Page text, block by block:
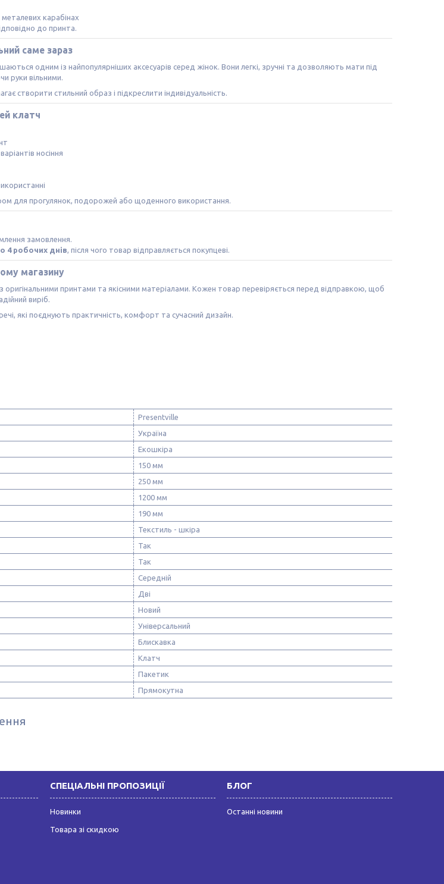
карабінах
до принта.
саме зараз
одним із найпопулярніших аксесуарів серед жінок. Вони легкі, зручні та дозволяють мати під
руки вільними.
створити стильний образ і підкреслити індивідуальність.
клатч
носіння
для прогулянок, подорожей або щоденного використання.
замовлення.
4 робочих днів , після чого товар відправляється покупцеві.
магазину
оригінальними принтами та якісними матеріалами. Кожен товар перевіряється перед відправкою, щоб
виріб.
які поєднують практичність, комфорт та сучасний дизайн.
Presentville
Україна
Екошкіра
150 мм
250 мм
1200 мм
190 мм
Текстиль - шкіра
Так
Так
Середній
Дві
Новий
Універсальний
Блискавка
Клатч
Пакетик
Прямокутна
СПЕЦІАЛЬНІ ПРОПОЗИЦІЇ
Новинки
Товара зі скидкою
БЛОГ
Останні новини